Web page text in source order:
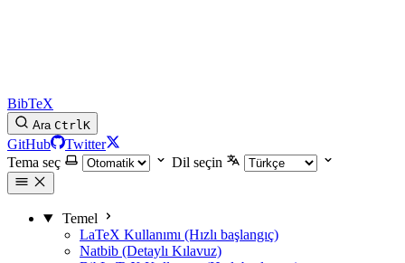
BibTeX
Ara CtrlK
GitHub
Twitter
Tema seç
Dil seçin
Temel
LaTeX Kullanımı (Hızlı başlangıç)
Natbib (Detaylı Kılavuz)